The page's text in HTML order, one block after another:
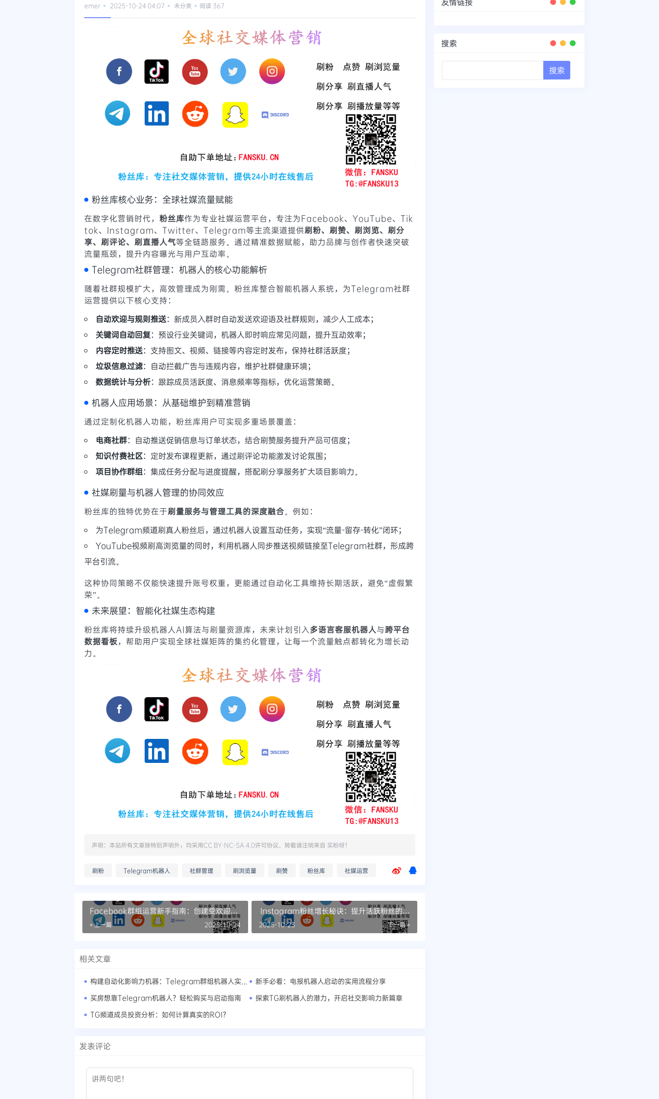
emer 2025-10-24 04:07 未分类 阅读 367
粉丝库核心业务：全球社媒流量赋能
在数字化营销时代， 粉丝库作为专业社媒运营平台，专注为Facebook、YouTube、Tik
tok、Instagram、Twitter、Telegram等主流渠道提供刷粉、刷赞、刷浏览、刷分
享、刷评论、刷直播人气等全链路服务。通过精准数据赋能，助力品牌与创作者快速突破
流量瓶颈，提升内容曝光与用户互动率。
Telegram社群管理：机器人的核心功能解析
随着社群规模扩大，高效管理成为刚需。粉丝库整合智能机器人系统，为Telegram社群
运营提供以下核心支持：
自动欢迎与规则推送：新成员入群时自动发送欢迎语及社群规则，减少人工成本；
关键词自动回复：预设行业关键词，机器人即时响应常见问题，提升互动效率；
内容定时推送：支持图文、视频、链接等内容定时发布，保持社群活跃度；
垃圾信息过滤：自动拦截广告与违规内容，维护社群健康环境；
数据统计与分析：跟踪成员活跃度、消息频率等指标，优化运营策略。
机器人应用场景：从基础维护到精准营销
通过定制化机器人功能，粉丝库用户可实现多重场景覆盖：
电商社群：自动推送促销信息与订单状态，结合刷赞服务提升产品可信度；
知识付费社区：定时发布课程更新，通过刷评论功能激发讨论氛围；
项目协作群组：集成任务分配与进度提醒，搭配刷分享服务扩大项目影响力。
社媒刷量与机器人管理的协同效应
粉丝库的独特优势在于刷量服务与管理工具的深度融合。例如：
为Telegram频道刷真人粉丝后，通过机器人设置互动任务，实现“流量-留存-转化”闭环；
YouTube视频刷高浏览量的同时，利用机器人同步推送视频链接至Telegram社群，形成跨
平台引流。
这种协同策略不仅能快速提升账号权重，更能通过自动化工具维持长期活跃，避免“虚假繁
荣”。
未来展望：智能化社媒生态构建
粉丝库将持续升级机器人AI算法与刷量资源库，未来计划引入 多语言客服机器人与跨平台
数据看板，帮助用户实现全球社媒矩阵的集约化管理，让每一个流量触点都转化为增长动
力。
声明：本站所有文章除特别声明外，均采用CC BY-NC-SA 4.0许可协议。转载请注明来自 买粉呀！
刷粉 Telegram机器人 社群管理 刷浏览量 刷赞 粉丝库 社媒运营
Facebook群组运营新手指南：创建受欢迎社
区的步骤
« 上一篇 2025-10-24
Instagram粉丝增长秘诀：提升活跃粉丝的策
略
下一篇 »
2025-10-23
相关文章
新手必看：电报机器人启动的实用流程分享
买房想靠Telegram机器人？轻松购买与启动指南
探索TG刷机器人的潜力，开启社交影响力新篇章
TG频道成员投资分析：如何计算真实的ROI？
发表评论
搜索